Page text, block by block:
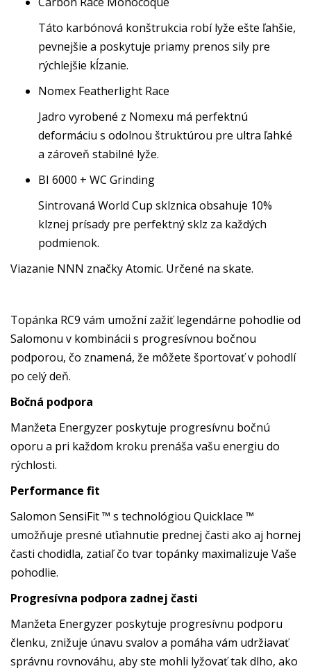
Táto karbónová konštrukcia robí lyže ešte ľahšie,
pevnejšie a poskytuje priamy prenos sily pre
rýchlejšie kĺzanie.
Nomex Featherlight Race
Jadro vyrobené z Nomexu má perfektnú
deformáciu s odolnou štruktúrou pre ultra ľahké
a zároveň stabilné lyže.
BI 6000 + WC Grinding
Sintrovaná World Cup sklznica obsahuje 10%
klznej prísady pre perfektný sklz za každých
podmienok.
Viazanie NNN značky Atomic. Určené na skate.
Topánka RC9 vám umožní zažiť legendárne pohodlie od
Salomonu v kombinácii s progresívnou bočnou
podporou, čo znamená, že môžete športovať v pohodlí
po celý deň.
Bočná podpora
Manžeta Energyzer poskytuje progresívnu bočnú
oporu a pri každom kroku prenáša vašu energiu do
rýchlosti.
Performance fit
Salomon SensiFit ™ s technológiou Quicklace ™
umožňuje presné uťiahnutie prednej časti ako aj hornej
časti chodidla, zatiaľ čo tvar topánky maximalizuje Vaše
pohodlie.
Progresívna podpora zadnej časti
Manžeta Energyzer poskytuje progresívnu podporu
členku, znižuje únavu svalov a pomáha vám udržiavať
správnu rovnováhu, aby ste mohli lyžovať tak dlho, ako